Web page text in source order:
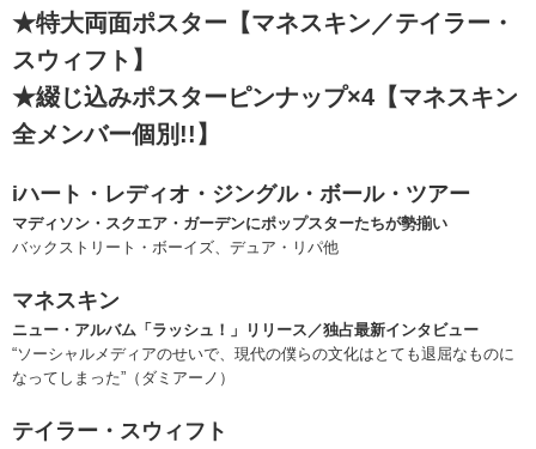
★特大両面ポスター【マネスキン／テイラー・
スウィフト】
★綴じ込みポスターピンナップ×4【マネスキン
全メンバー個別!!】
iハート・レディオ・ジングル・ボール・ツアー
マディソン・スクエア・ガーデンにポップスターたちが勢揃い
バックストリート・ボーイズ、デュア・リパ他
マネスキン
ニュー・アルバム「ラッシュ！」リリース／独占最新インタビュー
“ソーシャルメディアのせいで、現代の僕らの文化はとても退屈なものに
なってしまった”（ダミアーノ）
テイラー・スウィフト